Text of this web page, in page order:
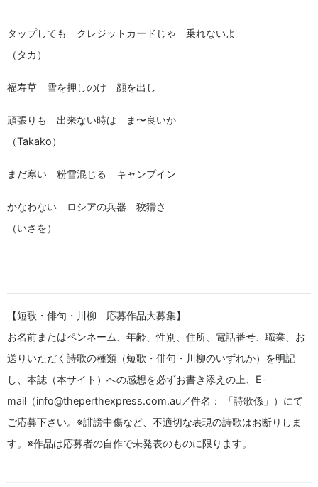
タップしても クレジットカードじゃ 乗れないよ
（タカ）
福寿草 雪を押しのけ 顔を出し
頑張りも 出来ない時は ま〜良いか
（Takako）
まだ寒い 粉雪混じる キャンプイン
かなわない ロシアの兵器 狡猾さ
（いさを）
【短歌・俳句・川柳 応募作品大募集】
お名前またはペンネーム、年齢、性別、住所、電話番号、職業、お
送りいただく詩歌の種類（短歌・俳句・川柳のいずれか）を明記
し、本誌（本サイト）への感想を必ずお書き添えの上、E-
mail（info@theperthexpress.com.au／件名： 「詩歌係」）にて
ご応募下さい。※誹謗中傷など、不適切な表現の詩歌はお断りしま
す。※作品は応募者の自作で未発表のものに限ります。